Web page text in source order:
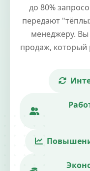
до 80%
передают
менеджеру. Вы
продаж, который